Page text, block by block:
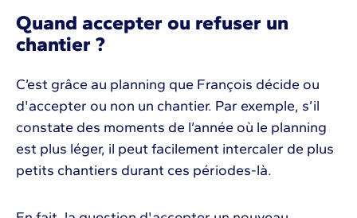
Quand accepter ou refuser un
chantier ?
C’est grâce au planning que François décide ou
d'accepter ou non un chantier. Par exemple, s’il
constate des moments de l’année où le planning
est plus léger, il peut facilement intercaler de plus
petits chantiers durant ces périodes-là.